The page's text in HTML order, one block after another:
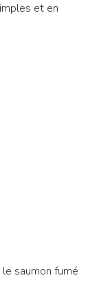
et en
saumon fumé